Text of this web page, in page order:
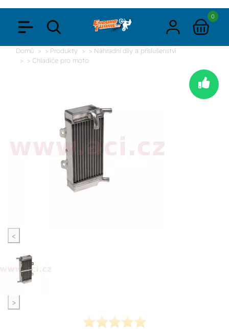
0
Domů > Produkty
> Náhradní díly a příslušenství
> Chladiče pro moto
<
>